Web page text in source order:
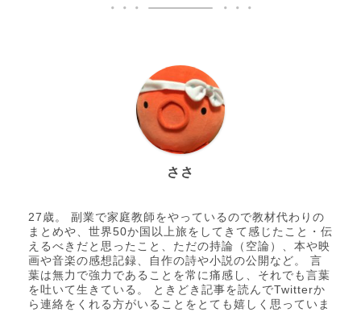
ささ
27歳。 副業で家庭教師をやっているので教材代わりの
まとめや、世界50か国以上旅をしてきて感じたこと・伝
えるべきだと思ったこと、ただの持論（空論）、本や映
画や音楽の感想記録、自作の詩や小説の公開など。 言
葉は無力で強力であることを常に痛感し、それでも言葉
を吐いて生きている。 ときどき記事を読んでTwitterか
ら連絡をくれる方がいることをとても嬉しく思っていま